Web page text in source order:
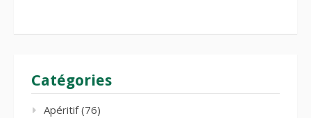
Catégories
Apéritif(76)